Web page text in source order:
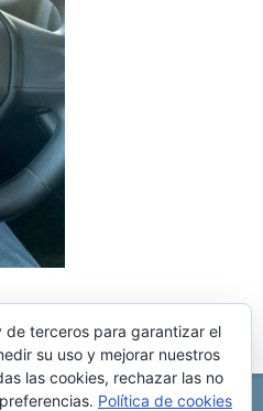
de terceros para garantizar el
su uso y mejorar nuestros
las cookies, rechazar las no
Política de cookies